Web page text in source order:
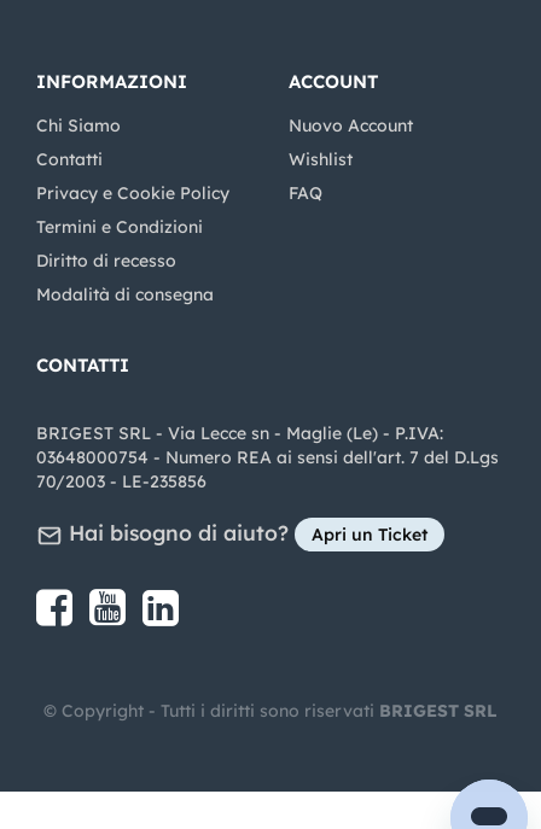
INFORMAZIONI
Chi Siamo
Contatti
Privacy e Cookie Policy
Termini e Condizioni
Diritto di recesso
Modalità di consegna
ACCOUNT
Nuovo Account
Wishlist
FAQ
CONTATTI
BRIGEST SRL - Via Lecce sn - Maglie (Le) - P.IVA:
03648000754 - Numero REA ai sensi dell'art. 7 del D.Lgs
70/2003 - LE-235856
Hai bisogno di aiuto? Apri un Ticket
Share on Facebook
Share on youtube
© Copyright - Tutti i diritti sono riservati BRIGEST SRL